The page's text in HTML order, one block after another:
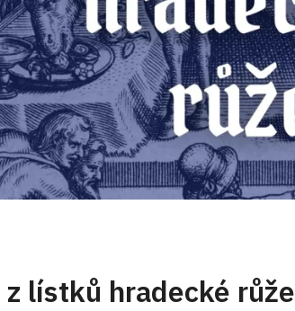
lístků hradecké růže